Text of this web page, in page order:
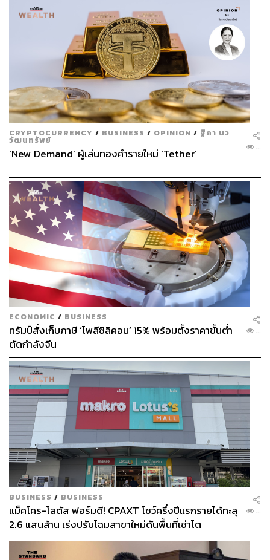
CRYPTOCURRENCY / BUSINESS / OPINION / ฐิภา นว
วัฒนทรัพย์
‘New Demand’ ผู้เล่นทองคำรายใหม่ ‘Tether’ ...
ECONOMIC / BUSINESS
ทรัมป์สั่งเก็บภาษี ‘โพลีซิลิคอน’ 15% พร้อมตั้งราคาขั้นต่ำ
ตัดกำลังจีน
...
BUSINESS / BUSINESS
แม็คโคร-โลตัส ฟอร์มดี! CPAXT โชว์ครึ่งปีแรกรายได้ทะลุ
2.6 แสนล้าน เร่งปรับโฉมสาขาใหม่ดันพื้นที่เช่าโต
...